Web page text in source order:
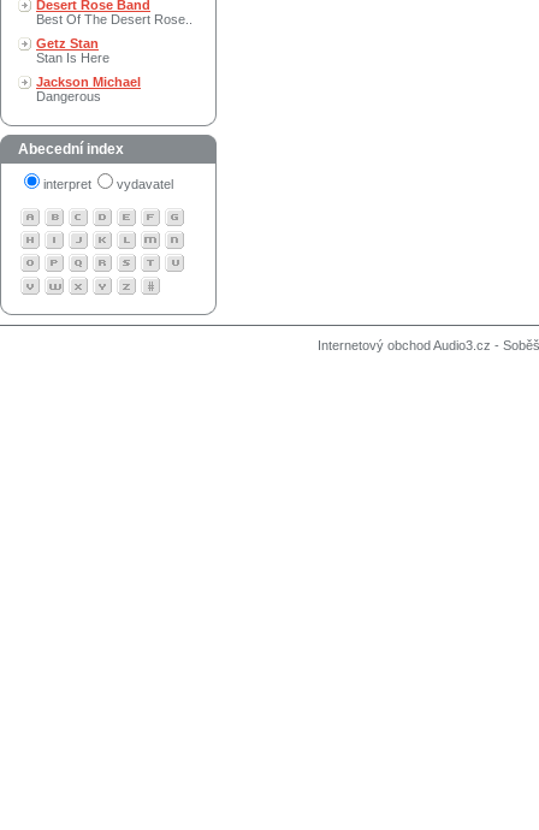
Desert Rose Band
Best Of The Desert Rose..
Getz Stan
Stan Is Here
Jackson Michael
Dangerous
Abecední index
interpret vydavatel
Internetový obchod Audio3.cz -